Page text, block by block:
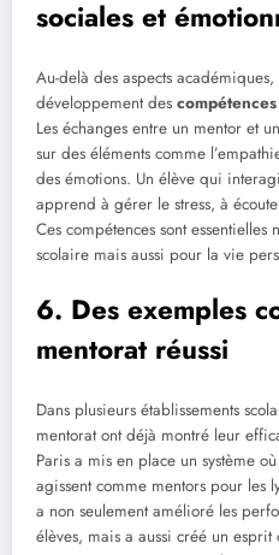
sociales et
Au-delà des aspects
développement des
Les échanges entre un mentor et
sur des éléments comme
des émotions. Un élève qui
apprend à gérer le stress, à
Ces compétences sont essentielles
scolaire mais aussi pour la vie
6. Des exemples
mentorat réussi
Dans plusieurs établissements
mentorat ont déjà montré leur
Paris a mis en place un système
agissent comme mentors pour les
a non seulement amélioré les
élèves, mais a aussi créé un